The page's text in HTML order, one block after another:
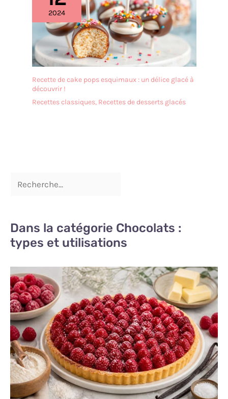
2024
Recette de cake pops esquimaux : un délice glacé à
découvrir !
Recettes classiques, Recettes de desserts glacés
Dans la catégorie Chocolats :
types et utilisations